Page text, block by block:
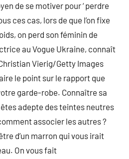
de se motiver pour ‘ perdre
ces cas, lors de que l’on fixe
on perd son féminin de
au Vogue Ukraine, connaît
Vierig/Getty Images
le point sur le rapport que
garde-robe. Connaître sa
adepte des teintes neutres
associer les autres ?
d’un marron qui vous irait
On vous fait